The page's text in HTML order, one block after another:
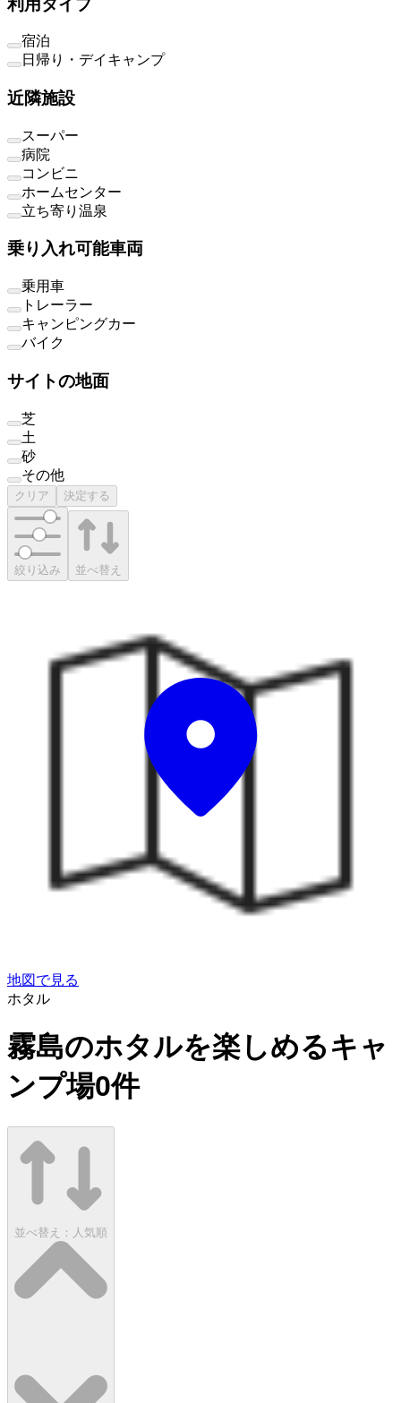
宿泊
日帰り・デイキャンプ
近隣施設
スーパー
病院
コンビニ
ホームセンター
立ち寄り温泉
乗り入れ可能車両
乗用車
トレーラー
キャンピングカー
バイク
サイトの地面
芝
土
砂
その他
クリア 決定する
絞り込み 並べ替え
地図で見る
ホタル
霧島のホタルを楽しめるキャ
ンプ場0件
並べ替え： 人気順